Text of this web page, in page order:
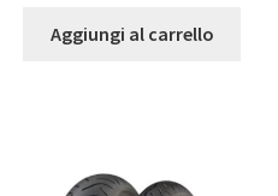
Aggiungi al carrello